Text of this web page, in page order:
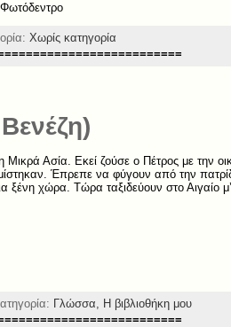
Χωρίς κατηγορία
Μικρά Ασία. Εκεί ζούσε ο Πέτρος με την
Έπρεπε να φύγουν από την
ξένη χώρα. Τώρα ταξιδεύουν στο Αιγαίο
Γλώσσα,
Η βιβλιοθήκη μου